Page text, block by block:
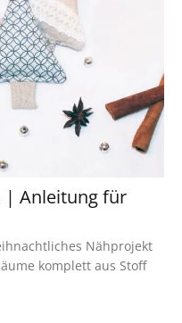
| Anleitung für
Nähprojekt
komplett aus Stoff